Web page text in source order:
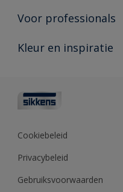
Duurzaamheid
Producten voor binnen
Vind je verkooppunt
Voor professionals
Advies & service
Polyfilla Pro
Sikkens Center
Kleur en inspiratie
Kleurcollecties
Kennisbank
Cookiebeleid
Privacybeleid
Gebruiksvoorwaarden